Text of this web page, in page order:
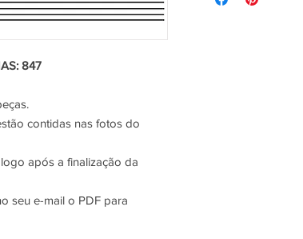
847
contidas nas fotos do
após a finalização da
seu e-mail o PDF para